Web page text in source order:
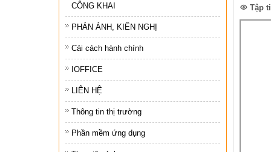
Tập
CÔNG KHAI
PHẢN ÁNH, KIẾN NGHỊ
Cải cách hành chính
IOFFICE
LIÊN HỆ
Thông tin thị trường
Phần mềm ứng dụng